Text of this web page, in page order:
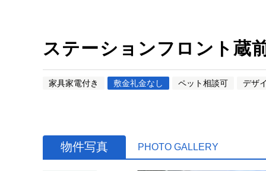
ステーションフロント蔵
家具家電付き 敷金礼金なし ペット相談可 デザ
物件写真 PHOTO GALLERY